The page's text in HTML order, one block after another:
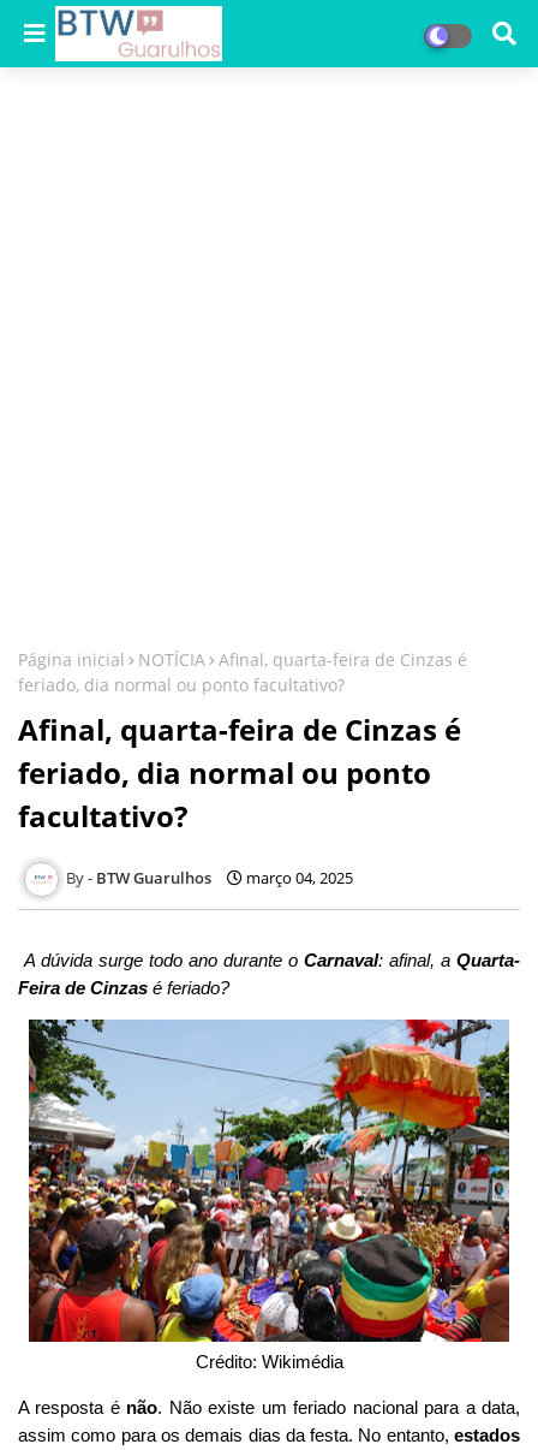
Página inicial NOTÍCIA Afinal, quarta-feira de Cinzas é
feriado, dia normal ou ponto facultativo?
Afinal, quarta-feira de Cinzas é
feriado, dia normal ou ponto
facultativo?
BTW Guarulhos março 04, 2025
A dúvida surge todo ano durante o Carnaval: afinal, a Quarta-
Feira de Cinzas é feriado?
Crédito: Wikimédia
A resposta é não. Não existe um feriado nacional para a data,
assim como para os demais dias da festa. No entanto, estados